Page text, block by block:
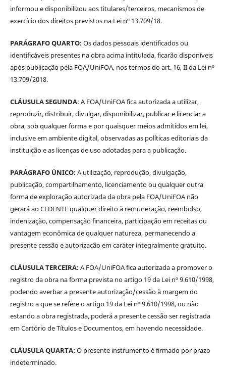
informou e disponibilizou aos titulares/terceiros, mecanismos de
exercício dos direitos previstos na Lei nº 13.709/18.
PARÁGRAFO QUARTO:Os dados pessoais identificados ou
identificáveis presentes na obra acima intitulada, ficarão disponíveis
após publicação pela FOA/UniFOA, nos termos do art. 16, II da Lei nº
13.709/2018.
CLÁUSULA SEGUNDA: A FOA/UniFOA fica autorizada a utilizar,
reproduzir, distribuir, divulgar, disponibilizar, publicar e licenciar a
obra, sob qualquer forma e por quaisquer meios admitidos em lei,
inclusive em ambiente digital, observadas as políticas editoriais da
instituição e as licenças de uso adotadas para a publicação.
PARÁGRAFO ÚNICO:A utilização, reprodução, divulgação,
publicação, compartilhamento, licenciamento ou qualquer outra
forma de exploração autorizada da obra pela FOA/UniFOA não
gerará ao CEDENTE qualquer direito à remuneração, reembolso,
indenização, compensação financeira, participação em receitas ou
vantagem econômica de qualquer natureza, permanecendo a
presente cessão e autorização em caráter integralmente gratuito.
CLÁUSULA TERCEIRA:A FOA/UniFOA fica autorizada a promover o
registro da obra na forma prevista no artigo 19 da Lei nº 9.610/1998,
podendo averbar a presente autorização/cessão à margem do
registro a que se refere o artigo 19 da Lei nº 9.610/1998, ou não
estando a obra registrada, poderá a presente cessão ser registrada
em Cartório de Títulos e Documentos, em havendo necessidade.
CLÁUSULA QUARTA:O presente instrumento é firmado por prazo
indeterminado.